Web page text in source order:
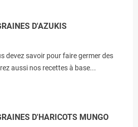
D'AZUKIS
devez savoir pour faire germer des
aussi nos recettes à base...
D'HARICOTS MUNGO